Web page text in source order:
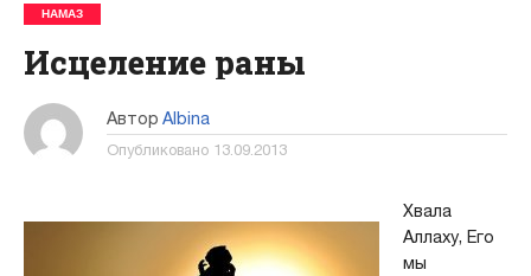
НАМАЗ
Исцеление раны
Автор Albina
Опубликовано 13.09.2013
Хвала
Аллаху, Его
мы